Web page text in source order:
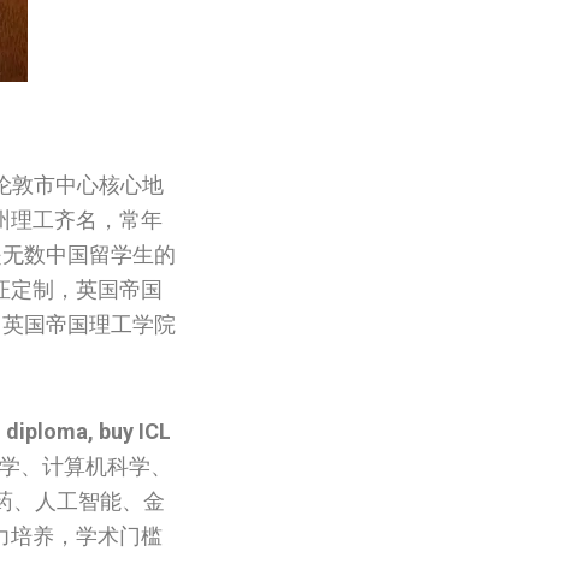
敦市中心核心地
理工齐名，常年
数中国留学生的
定制，英国‌帝国
国‌帝国理工学院‌‌
buy ICL
、计算机科学、
、人工智能、金
培养，学术门槛